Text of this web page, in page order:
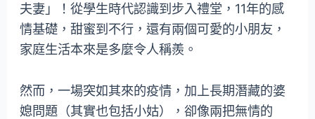
夫妻」！從學生時代認識到步入禮堂，11年的感
情基礎，甜蜜到不行，還有兩個可愛的小朋友，
家庭生活本來是多麼令人稱羨。
然而，一場突如其來的疫情，加上長期潛藏的婆
媳問題（其實也包括小姑），卻像兩把無情的